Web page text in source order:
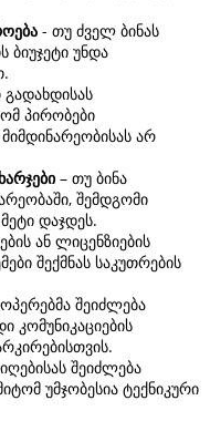
- თუ ძველ ბინას
უნდა
გადახდისას
პირობები
არ
– თუ ბინა
შემდგომი
დაჯდეს.
ან ლიცენზიების
შექმნას საკუთრების
შეიძლება
კომუნიკაციების
შეიძლება
უმჯობესია ტექნიკური